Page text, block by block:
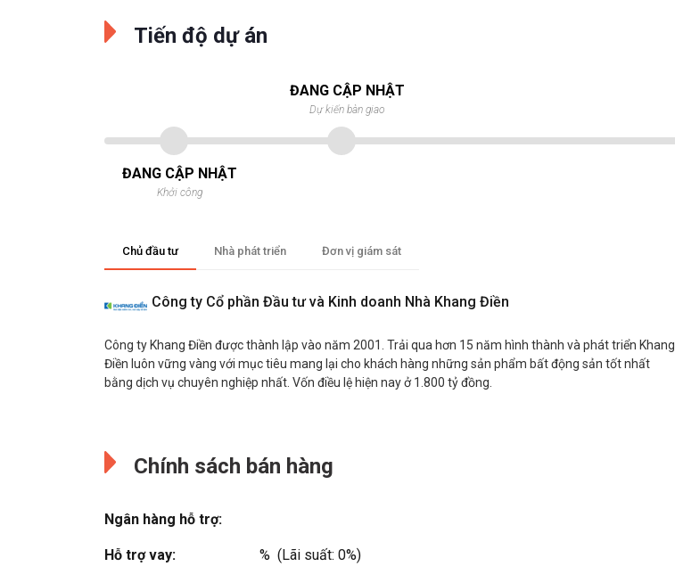
Tiến độ dự án
ĐANG CẬP NHẬT
Khởi công
ĐANG CẬP NHẬT
Dự kiến bàn giao
Chủ đầu tư Nhà phát triển Đơn vị giám sát
Công ty Cổ phần Đầu tư và Kinh doanh Nhà Khang Điền
Công ty Khang Điền được thành lập vào năm 2001. Trải qua hơn 15 năm hình thành và phát triển Khang
Điền luôn vững vàng với mục tiêu mang lại cho khách hàng những sản phẩm bất động sản tốt nhất
bằng dịch vụ chuyên nghiệp nhất. Vốn điều lệ hiện nay ở 1.800 tỷ đồng.
Tập đoàn CBRE (mã niêm yết trên sàn giao dịch chứng khoán New York – NYSE: CBG), thuộc danh
sách 500 công ty hàng đầu thế giới do Fortune và S&P bình chọn, có trụ sở chính tại Los Angeles là
công ...
Xem thêm
Chính sách bán hàng
Ngân hàng hỗ trợ:
Hỗ trợ vay: %  (Lãi suất: 0%)